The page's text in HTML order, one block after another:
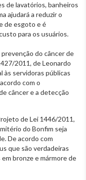
de lavatórios, banheiros
ajudará a reduzir o
de esgoto e é
para os usuários.
do câncer de
2011, de Leonardo
às servidoras públicas
com o
câncer e a detecção
de Lei 1446/2011,
do Bonfim seja
De acordo com
que são verdadeiras
bronze e mármore de